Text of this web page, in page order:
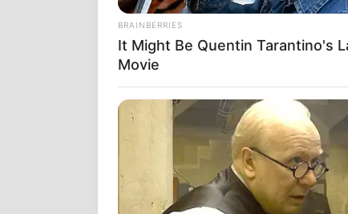
BRAINBERRIES
It Might Be Quentin Tarantino's
Movie